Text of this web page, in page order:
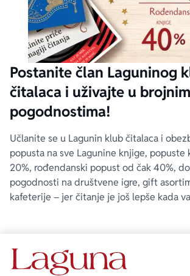
Postanite član Laguninog
čitalaca i uživajte u brojnim
pogodnostima!
Učlanite se u Lagunin klub čitalaca i
popusta na sve Lagunine knjige, popuste
20%, rođendanski popust od čak 40%,
pogodnosti na društvene igre, gift
kafeterije – jer čitanje je još lepše kada